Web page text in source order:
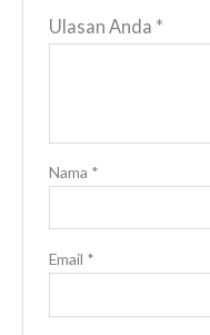
Ulasan Anda *
Nama *
Email *